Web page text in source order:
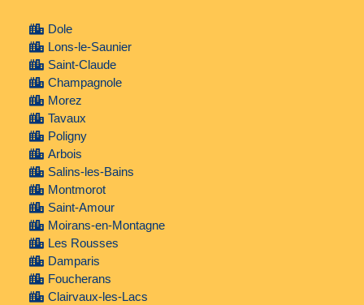
Dole
Lons-le-Saunier
Saint-Claude
Champagnole
Morez
Tavaux
Poligny
Arbois
Salins-les-Bains
Montmorot
Saint-Amour
Moirans-en-Montagne
Les Rousses
Damparis
Foucherans
Clairvaux-les-Lacs